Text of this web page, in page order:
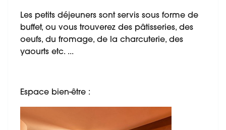
Les petits déjeuners sont servis sous forme de
buffet, ou vous trouverez des pâtisseries, des
oeufs, du fromage, de la charcuterie, des
yaourts etc. ...
Espace bien-être :